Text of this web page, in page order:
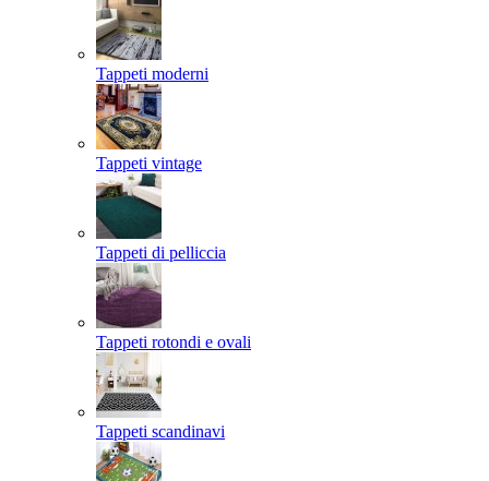
Tappeti moderni
Tappeti vintage
Tappeti di pelliccia
Tappeti rotondi e ovali
Tappeti scandinavi